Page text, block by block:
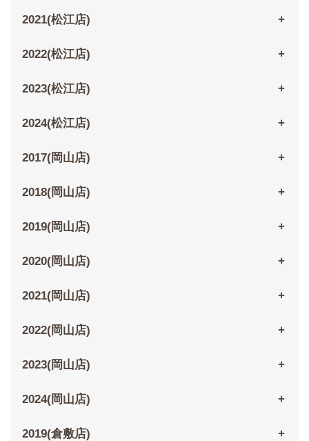
2021(松江店)
2022(松江店)
2023(松江店)
2024(松江店)
2017(岡山店)
2018(岡山店)
2019(岡山店)
2020(岡山店)
2021(岡山店)
2022(岡山店)
2023(岡山店)
2024(岡山店)
2019(倉敷店)